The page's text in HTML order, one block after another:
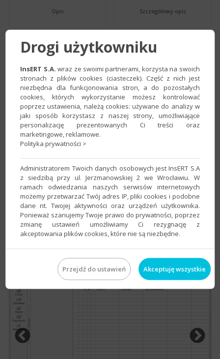
Opis Szczegółowy opis
Ekrany
Minimalne wymagania
systemowe
Porównanie do nexo
Prezentujemy przykładowe ekrany ilustrujące funkcjonalność
Biura GT. Ekrany w skali 1:1 można obejrzeć wybierając
zamieszczone poniżej miniatury.
Drogi użytkowniku
InsERT S.A. wraz ze swoimi partnerami, korzysta na swoich
stronach z plików cookies (ciasteczek). Część z nich jest
niezbędna dla funkcjonowania stron, a do pozostałych
cookies, których wykorzystanie możesz kontrolować
poprzez ustawienia, należą cookies: używane do analizy w
jaki sposób korzystasz z naszej strony, umożliwiające
personalizację prezentowanych Ci treści oraz
marketingowe, reklamowe.
Polityka prywatności >
Administratorem Twoich danych osobowych jest InsERT S.A
z siedzibą przy ul. Jerzmanowskiej 2 we Wrocławiu. W
ramach odwiedzania naszych serwisów internetowych
możemy przetwarzać Twój adres IP, pliki cookies i podobne
dane nt. Twojej aktywności oraz urządzeń użytkownika.
Ponieważ szanujemy Twoje prawo do prywatności, poprzez
zmianę ustawień umożliwiamy Ci rezygnację z
akceptowania plików cookies, które nie są niezbędne.
Przejdź do ustawień Akceptuję wszystkie